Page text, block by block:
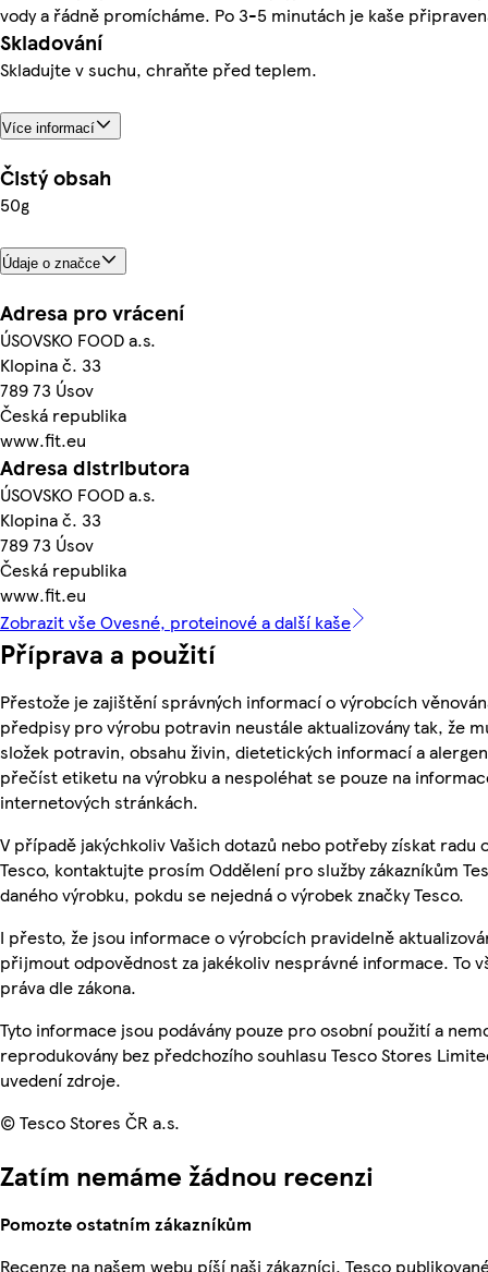
vody a řádně promícháme. Po 3-5 minutách je kaše
Skladování
Skladujte v suchu, chraňte před teplem.
Více informací
Čistý obsah
50g
Údaje o značce
Adresa pro vrácení
ÚSOVSKO FOOD a.s.
Klopina č. 33
789 73 Úsov
Česká republika
www.fit.eu
Adresa distributora
ÚSOVSKO FOOD a.s.
Klopina č. 33
789 73 Úsov
Česká republika
www.fit.eu
Zobrazit vše Ovesné, proteinové a další kaše
Příprava a použití
Přestože je zajištění správných informací o výrobcích
předpisy pro výrobu potravin neustále aktualizovány tak, že
složek potravin, obsahu živin, dietetických informací a
přečíst etiketu na výrobku a nespoléhat se pouze na
internetových stránkách.
V případě jakýchkoliv Vašich dotazů nebo potřeby získat radu
Tesco, kontaktujte prosím Oddělení pro služby zákazníkům
daného výrobku, pokdu se nejedná o výrobek značky Tesco.
I přesto, že jsou informace o výrobcích pravidelně
přijmout odpovědnost za jakékoliv nesprávné informace. To
práva dle zákona.
Tyto informace jsou podávány pouze pro osobní použití a
reprodukovány bez předchozího souhlasu Tesco Stores
uvedení zdroje.
© Tesco Stores ČR a.s.
Zatím nemáme žádnou recenzi
Pomozte ostatním zákazníkům
Recenze na našem webu píší naši zákazníci. Tesco